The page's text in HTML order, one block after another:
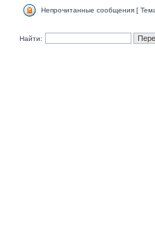
Непрочитанные сообщения [
Найти: